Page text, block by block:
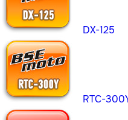
DX-125
RTC-